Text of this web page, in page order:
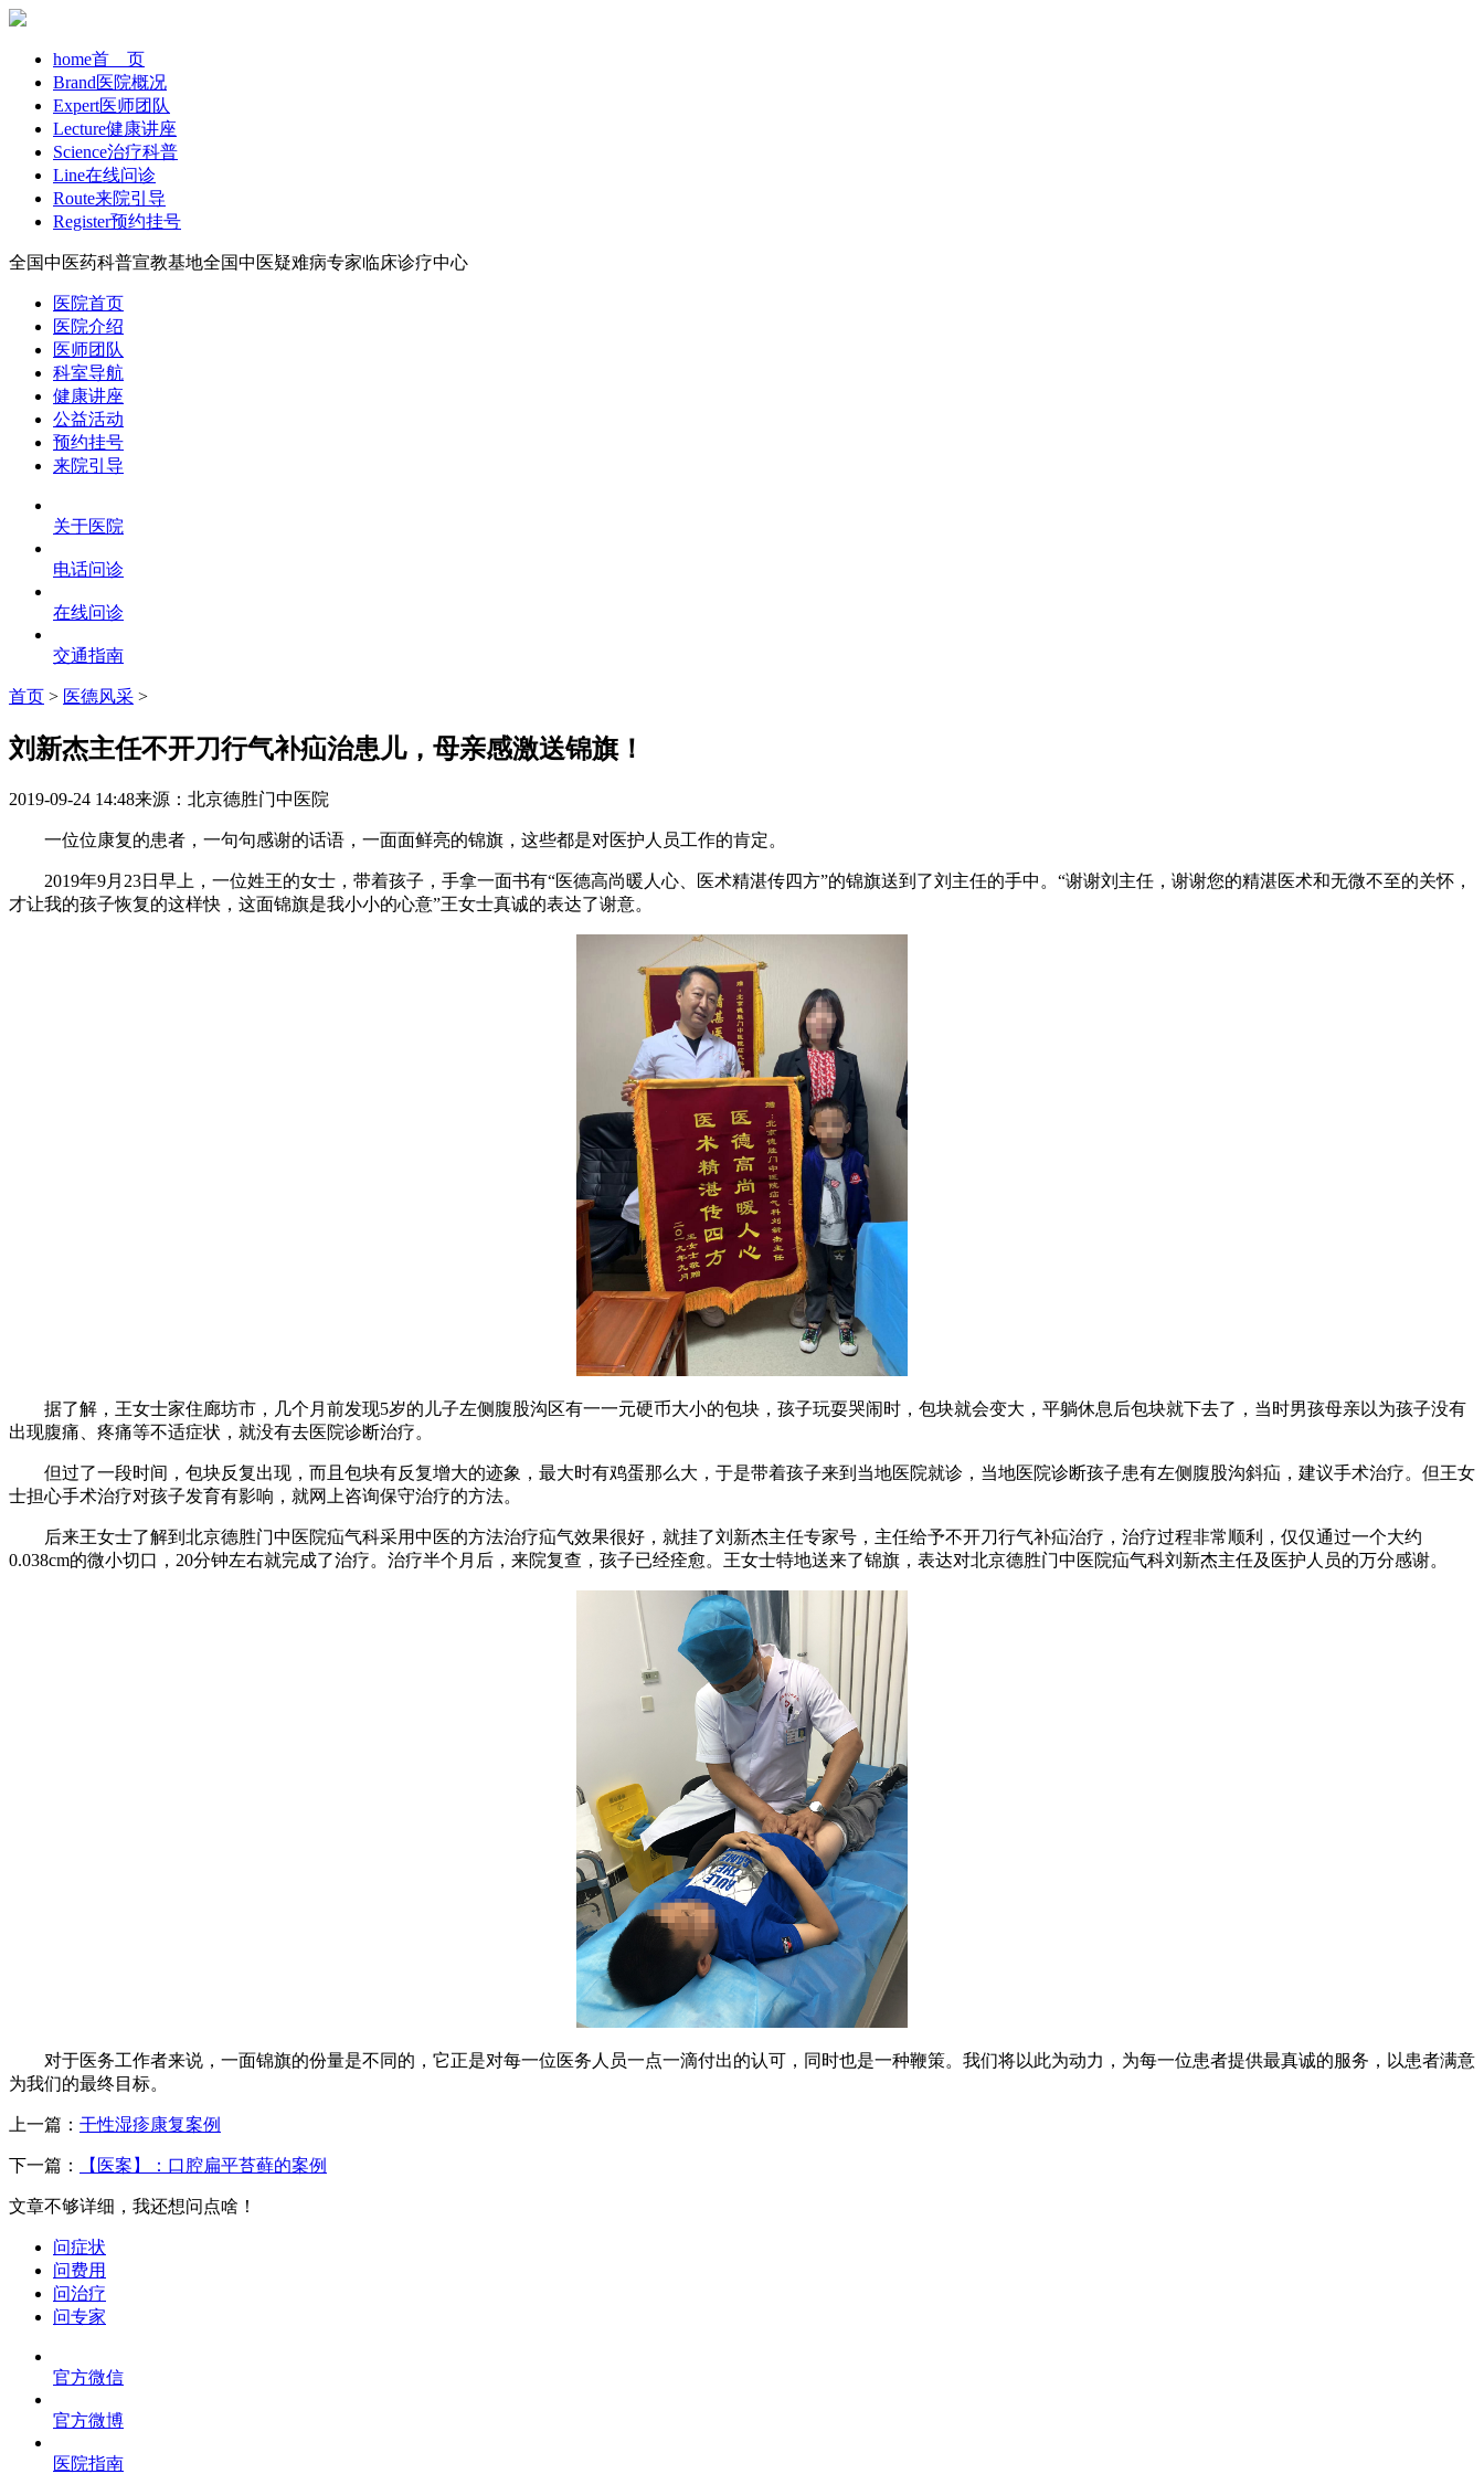
home首 页
Brand医院概况
Expert医师团队
Lecture健康讲座
Science治疗科普
Line在线问诊
Route来院引导
Register预约挂号
全国中医药科普宣教基地全国中医疑难病专家临床诊疗中心
医院首页
医院介绍
医师团队
科室导航
健康讲座
公益活动
预约挂号
来院引导
关于医院
电话问诊
在线问诊
交通指南
首页 > 医德风采 >
刘新杰主任不开刀行气补疝治患儿，母亲感激送锦旗！
2019-09-24 14:48来源：北京德胜门中医院
一位位康复的患者，一句句感谢的话语，一面面鲜亮的锦旗，这些都是对医护人员工作的肯定。
2019年9月23日早上，一位姓王的女士，带着孩子，手拿一面书有“医德高尚暖人心、医术精湛传四方”的锦旗送到了刘主任的手中。“谢谢刘主任，谢谢您的精湛医术和无微不至的关怀，
才让我的孩子恢复的这样快，这面锦旗是我小小的心意”王女士真诚的表达了谢意。
据了解，王女士家住廊坊市，几个月前发现5岁的儿子左侧腹股沟区有一一元硬币大小的包块，孩子玩耍哭闹时，包块就会变大，平躺休息后包块就下去了，当时男孩母亲以为孩子没有
出现腹痛、疼痛等不适症状，就没有去医院诊断治疗。
但过了一段时间，包块反复出现，而且包块有反复增大的迹象，最大时有鸡蛋那么大，于是带着孩子来到当地医院就诊，当地医院诊断孩子患有左侧腹股沟斜疝，建议手术治疗。但王女
士担心手术治疗对孩子发育有影响，就网上咨询保守治疗的方法。
后来王女士了解到北京德胜门中医院疝气科采用中医的方法治疗疝气效果很好，就挂了刘新杰主任专家号，主任给予不开刀行气补疝治疗，治疗过程非常顺利，仅仅通过一个大约
0.038cm的微小切口，20分钟左右就完成了治疗。治疗半个月后，来院复查，孩子已经痊愈。王女士特地送来了锦旗，表达对北京德胜门中医院疝气科刘新杰主任及医护人员的万分感谢。
对于医务工作者来说，一面锦旗的份量是不同的，它正是对每一位医务人员一点一滴付出的认可，同时也是一种鞭策。我们将以此为动力，为每一位患者提供最真诚的服务，以患者满意
为我们的最终目标。
上一篇： 干性湿疹康复案例
下一篇： 【医案】：口腔扁平苔藓的案例
文章不够详细，我还想问点啥！
问症状
问费用
问治疗
问专家
官方微信
官方微博
医院指南